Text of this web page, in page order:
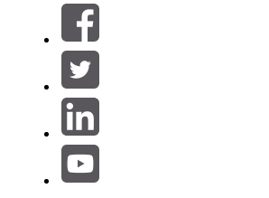
Filtros (0)
SELECCIONAR FILTROS
Área de productos